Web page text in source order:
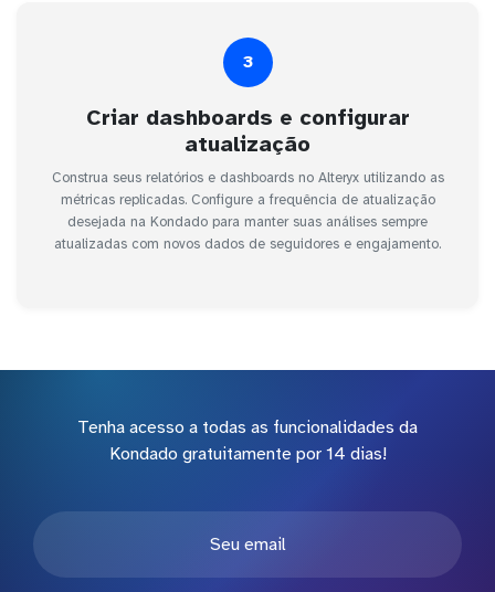
3
Criar dashboards e configurar
atualização
Construa seus relatórios e dashboards no Alteryx utilizando as
métricas replicadas. Configure a frequência de atualização
desejada na Kondado para manter suas análises sempre
atualizadas com novos dados de seguidores e engajamento.
Tenha acesso a todas as funcionalidades da
Kondado gratuitamente por 14 dias!